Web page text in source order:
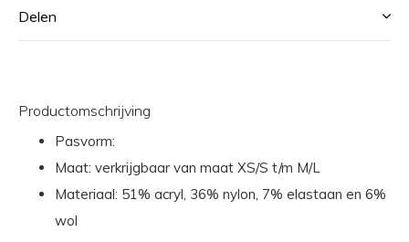
Delen
Productomschrijving
Pasvorm:
Maat: verkrijgbaar van maat XS/S t/m M/L
Materiaal: 51% acryl, 36% nylon, 7% elastaan en 6%
wol